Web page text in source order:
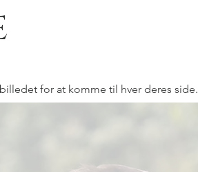
for at komme til hver deres side.